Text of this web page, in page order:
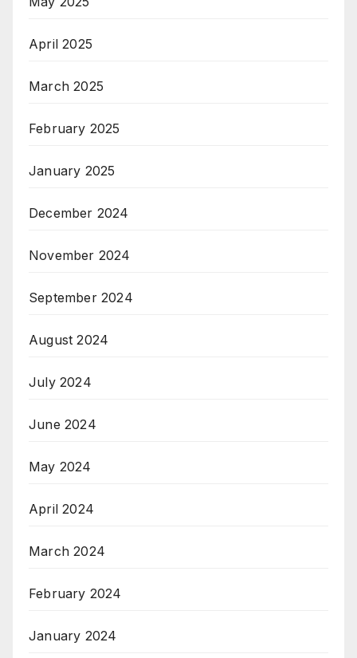
April 2025
March 2025
February 2025
January 2025
December 2024
November 2024
September 2024
August 2024
July 2024
June 2024
May 2024
April 2024
March 2024
February 2024
January 2024